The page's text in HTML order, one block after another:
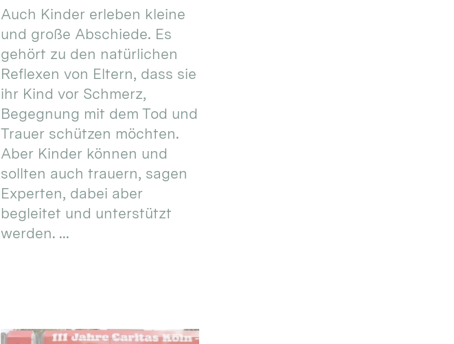
Auch Kinder erleben kleine
und große Abschiede. Es
gehört zu den natürlichen
Reflexen von Eltern, dass sie
ihr Kind vor Schmerz,
Begegnung mit dem Tod und
Trauer schützen möchten.
Aber Kinder können und
sollten auch trauern, sagen
Experten, dabei aber
begleitet und unterstützt
werden. ...